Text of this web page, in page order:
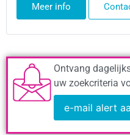
Meer info
Ontvang
uw zoekcriteria
e-mail alert